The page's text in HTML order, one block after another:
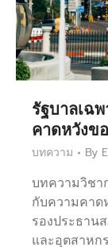
รัฐบาลเฉ
คาดหวังข
บทความ By
บทความวิชา
กับความคาด
รองประธาน
และอุตสาหก